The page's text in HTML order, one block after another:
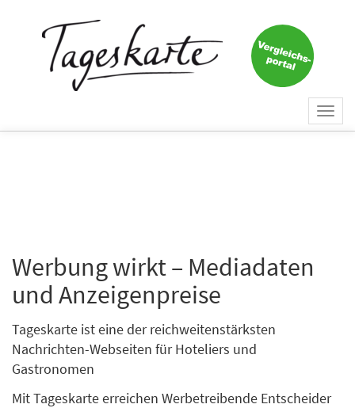
Werbung wirkt – Mediadaten
und Anzeigenpreise
Tageskarte ist eine der reichweitenstärksten
Nachrichten-Webseiten für Hoteliers und
Gastronomen
Mit Tageskarte erreichen Werbetreibende Entscheider